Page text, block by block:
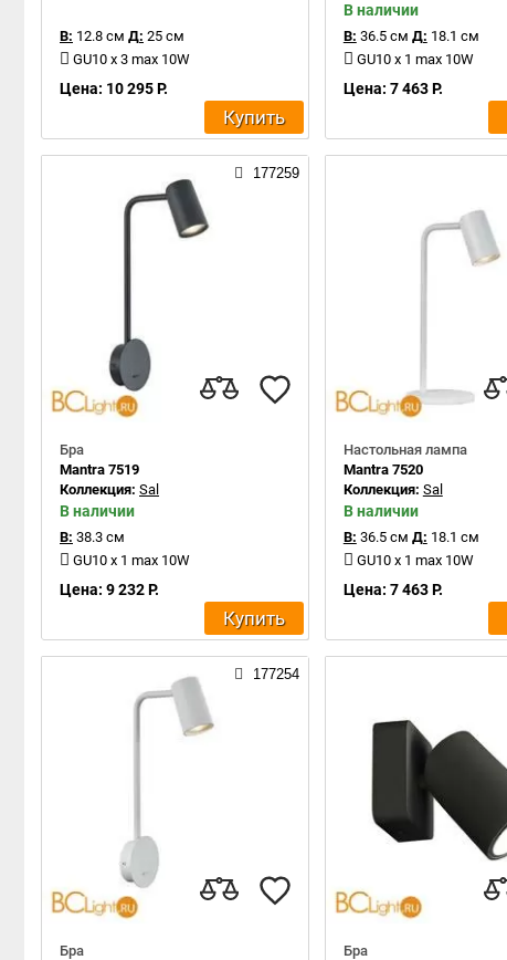
В: 12.8 см Д: 25 см
GU10 x 3 max 10W
Цена: 10 295 Р.
Купить
В наличии
В: 36.5 см Д: 18.1 см
GU10 x 1 max 10W
Цена: 7 463 Р.
177259
Бра
Mantra 7519
Коллекция: Sal
В наличии
В: 38.3 см
GU10 x 1 max 10W
Цена: 9 232 Р.
Купить
Настольная лампа
Mantra 7520
Коллекция: Sal
В наличии
В: 36.5 см Д: 18.1 см
GU10 x 1 max 10W
Цена: 7 463 Р.
177254
Бра
Бра